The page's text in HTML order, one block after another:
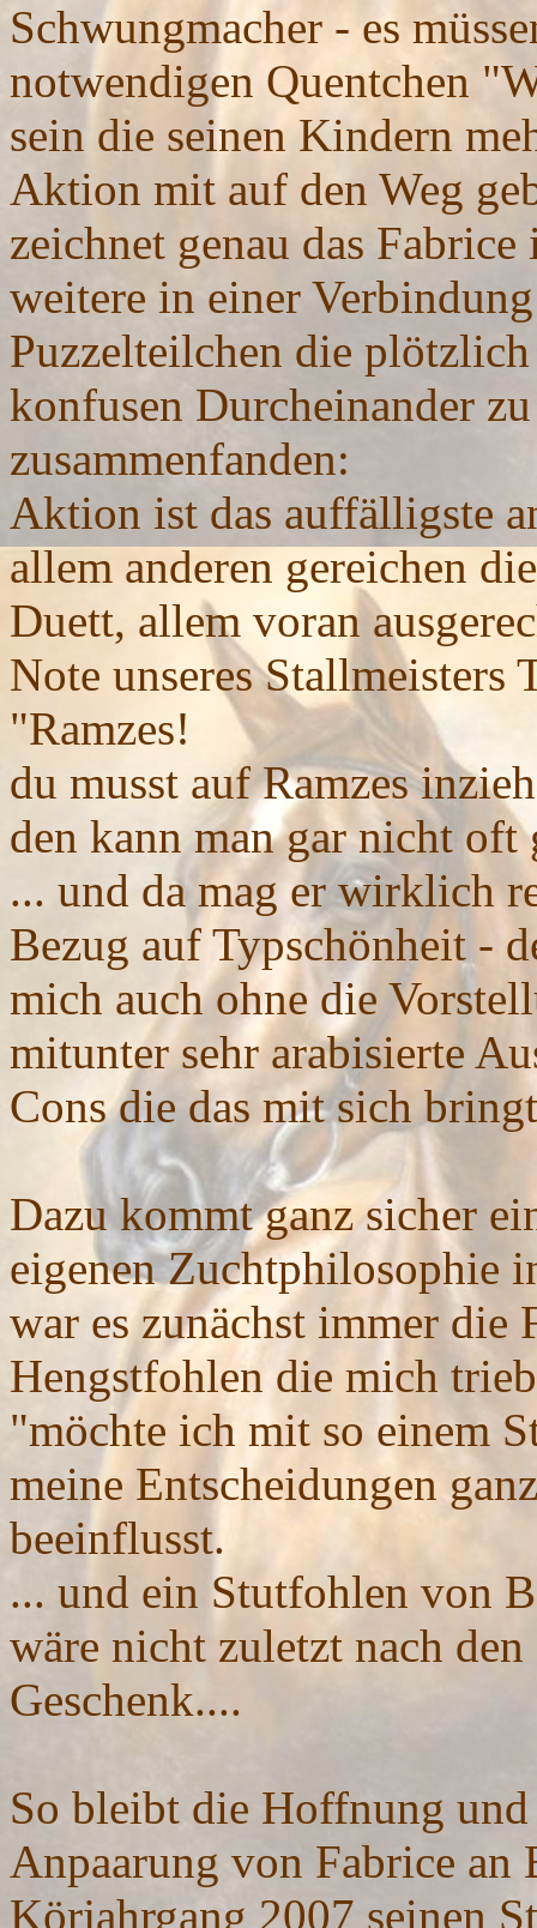
Schwungmacher - es
notwendigen Quentchen
sein die seinen Kindern
Aktion mit auf den Weg
zeichnet genau das
weitere in einer
Puzzelteilchen die
konfusen Durcheinander
zusammenfanden:
Aktion ist das auffälligste
allem anderen gereichen
Duett, allem voran
Note unseres Stallmeisters
"Ramzes!
du musst auf Ramzes
den kann man gar nicht
... und da mag er wirklich
Bezug auf Typschönheit -
mich auch ohne die
mitunter sehr arabisierte
Cons die das mit sich
Dazu kommt ganz sicher
eigenen Zuchtphilosophie
war es zunächst immer die
Hengstfohlen die mich
"möchte ich mit so einem
meine Entscheidungen
beeinflusst.
... und ein Stutfohlen von
wäre nicht zuletzt nach
Geschenk....
So bleibt die Hoffnung
Anpaarung von Fabrice an
Körjahrgang 2007 seinen